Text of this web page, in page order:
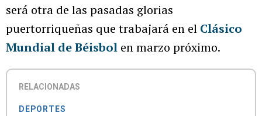
será otra de las pasadas glorias
puertorriqueñas que trabajará en el Clásico
Mundial de Béisbol en marzo próximo.
RELACIONADAS
DEPORTES